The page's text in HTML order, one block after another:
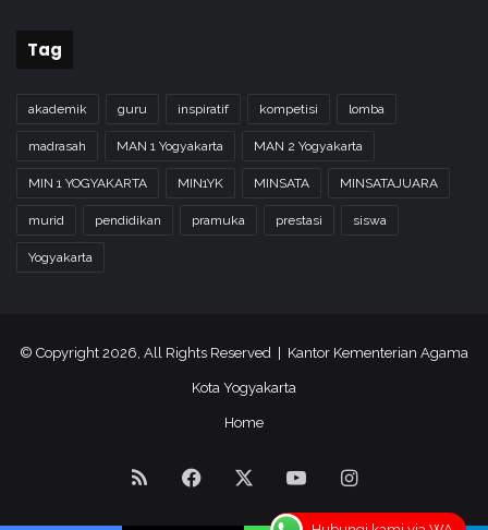
Tag
akademik guru inspiratif kompetisi lomba
madrasah MAN 1 Yogyakarta MAN 2 Yogyakarta
MIN 1 YOGYAKARTA MIN1YK MINSATA MINSATAJUARA
murid pendidikan pramuka prestasi siswa
Yogyakarta
© Copyright 2026, All Rights Reserved | Kantor Kementerian Agama
Kota Yogyakarta
Home
RSS Facebook YouTubeInstagram